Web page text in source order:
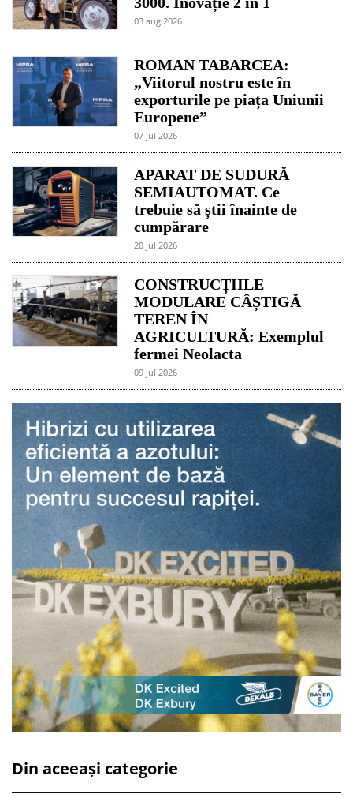
03 aug 2026
ROMAN TABARCEA:
„Viitorul nostru este în
exporturile pe piața Uniunii
Europene”
07 jul 2026
APARAT DE SUDURĂ
SEMIAUTOMAT. Ce
trebuie să știi înainte de
cumpărare
20 jul 2026
CONSTRUCȚIILE
MODULARE CÂȘTIGĂ
TEREN ÎN
AGRICULTURĂ: Exemplul
fermei Neolacta
09 jul 2026
Din aceeași categorie